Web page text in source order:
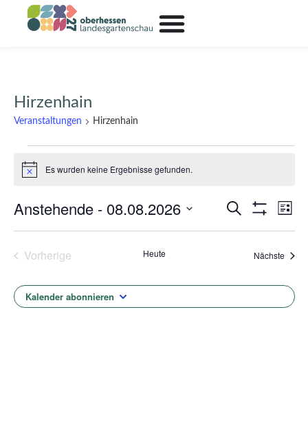
Hirzenhain
Veranstaltungen Hirzenhain
HinweisEs wurden keine Ergebnisse gefunden.
Suche
und
Suche
Liste
Anstehende - 08.08.2026
VorherigeVeranstaltungenHeute Nächste
Kalender abonnieren